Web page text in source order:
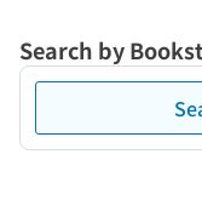
Search by